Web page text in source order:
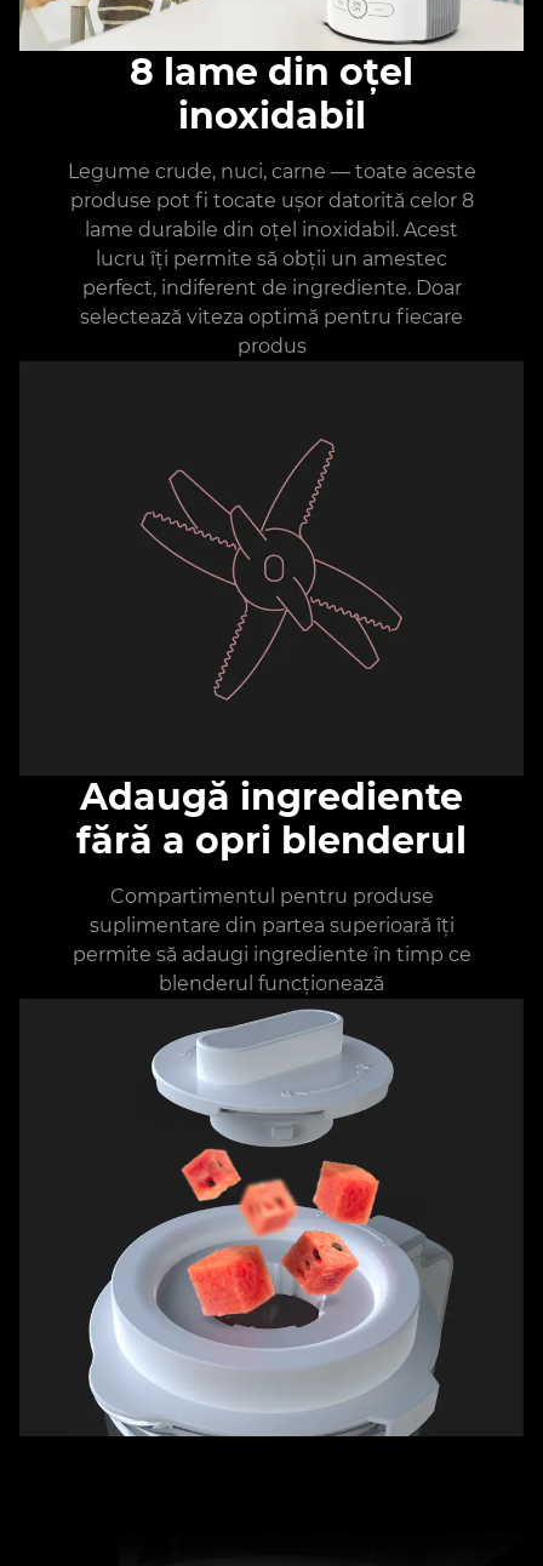
8 lame din oțel
inoxidabil
Legume crude, nuci, carne — toate aceste
produse pot fi tocate ușor datorită celor 8
lame durabile din oțel inoxidabil. Acest
lucru îți permite să obții un amestec
perfect, indiferent de ingrediente. Doar
selectează viteza optimă pentru fiecare
produs
Adaugă ingrediente
fără a opri blenderul
Compartimentul pentru produse
suplimentare din partea superioară îți
permite să adaugi ingrediente în timp ce
blenderul funcționează